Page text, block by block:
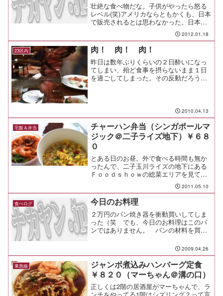
壮絶な食べ物だな。子供がやったら怒る
レベル(笑)アメリカならともかくも、日本
で販売されるとは思わなかった。日本人
の食生活もここまで変化したのか
ー//japan.kfc.co.jp/news/news120116kfc.
html
2012.01.18
23区内 肉！ 肉！ 肉！
昨日は数年ぶりくらいの２日酔いになっ
てしまい、殆ど食事を摂らないまま１日
を過ごしてしまった。その反動だろう
思うんだが、昼はさらに肉で... 2010.04.13
宅飯＆弁当
チャーハン弁当（シンガポールマ
ジック＠二子ライズ地下）￥６８
０
とある日のお昼。外で食べる時間も無か
ったんで、二子玉川ライズの地下にある
Ｆｏｏｄｓｈｏｗの総菜エリアを見て回
った。８９店（３０店はテナントとして
外部に出るのが初だとか！）が入ってい
るというこのＦｏｏｄｓｈｏｗは、渋谷
にある東急東横店よりも規...
2011.05.10
食べログ 今日のお料理
２万円のパン焼き器を衝動買いしてしま
った（笑 でも、今日のお料理はこのパ
ンではありません。 パンの材料を買う
ってみた！鶏肉とおからを４：１の割合
で混ぜて、片栗粉と多めのマヨネーズを
加えて、塩胡椒と粉チーズ...
2009.04.26
東急線
ジャンボ煮込みハンバーグ定食
￥８２０（マーちゃん＠溝の口）
正しくは2階の居酒屋がマーちゃんで、ラ